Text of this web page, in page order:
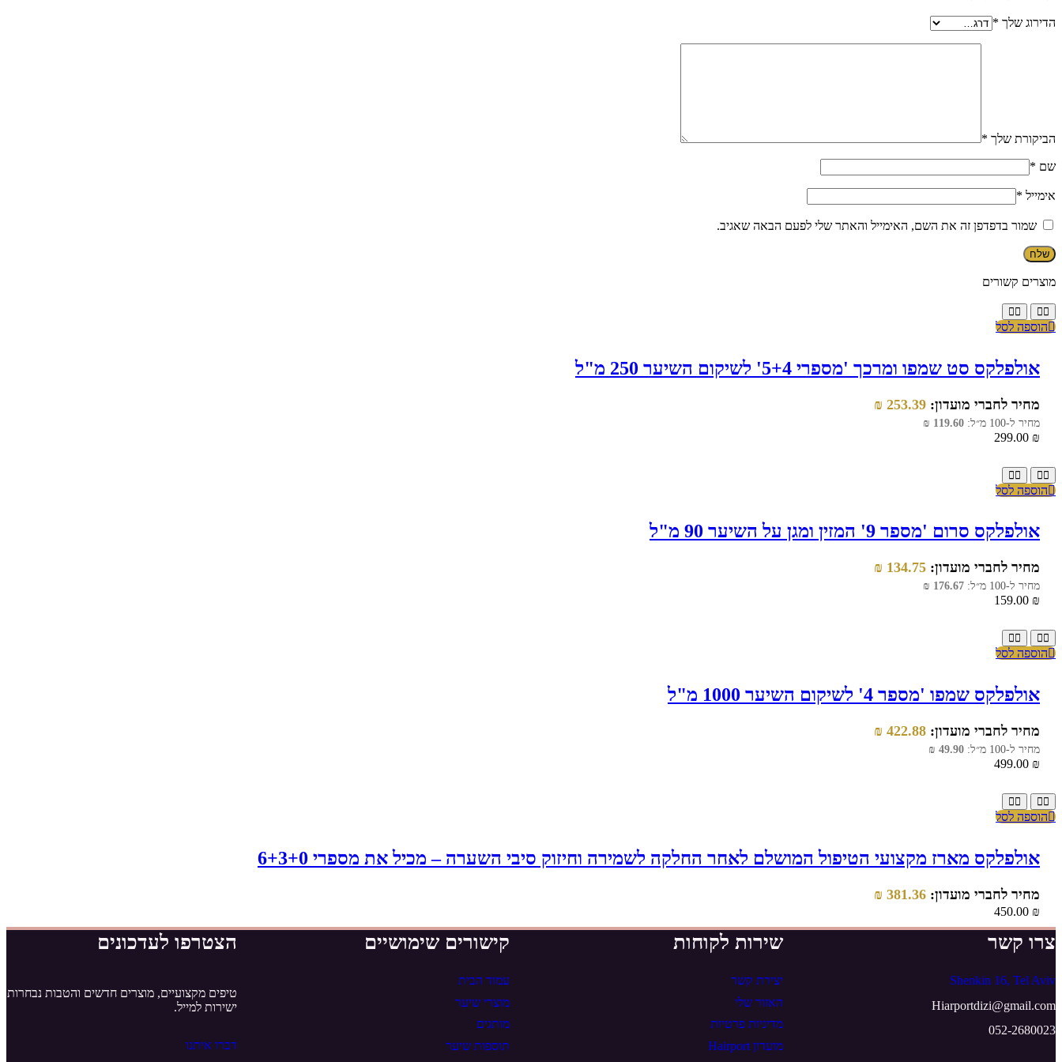
הדירוג שלך *
הביקורת שלך *
שם *
אימייל *
שמור בדפדפן זה את השם, האימייל והאתר שלי לפעם הבאה שאגיב.
מוצרים קשורים
הוספה לסל
אולפלקס סט שמפו ומרכך 'מספרי 5+4' לשיקום השיער 250 מ"ל
מחיר לחברי מועדון: 253.39
₪
מחיר ל-100 מ״ל: 119.60
₪
299.00 ₪
הוספה לסל
אולפלקס סרום 'מספר 9' המזין ומגן על השיער 90 מ"ל
מחיר לחברי מועדון: 134.75
₪
מחיר ל-100 מ״ל: 176.67
₪
159.00 ₪
הוספה לסל
אולפלקס שמפו 'מספר 4' לשיקום השיער 1000 מ"ל
מחיר לחברי מועדון: 422.88
₪
מחיר ל-100 מ״ל: 49.90
₪
499.00 ₪
הוספה לסל
אולפלקס מארז מקצועי הטיפול המושלם לאחר החלקה לשמירה וחיזוק סיבי השערה – מכיל את מספרי 6+3+0
מחיר לחברי מועדון: 381.36
₪
450.00 ₪
צרו קשר
Shenkin 16, Tel Aviv
Hiarportdizi@gmail.com
052-2680023
שירות לקוחות
יצירת קשר
האזור שלי
מדיניות פרטיות
מועדון Hairport
קישורים שימושיים
עמוד הבית
מוצרי שיער
מותגים
תוספות שיער
הצטרפו לעדכונים
טיפים מקצועיים, מוצרים חדשים והטבות נבחרות
ישירות למייל.
דברו איתנו